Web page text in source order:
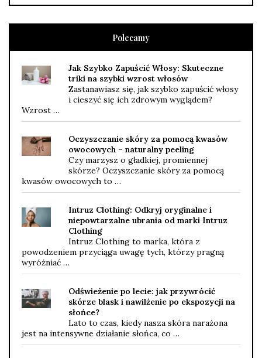
Polecamy
Jak Szybko Zapuścić Włosy: Skuteczne
triki na szybki wzrost włosów
Zastanawiasz się, jak szybko zapuścić włosy
i cieszyć się ich zdrowym wyglądem?
Wzrost …
Oczyszczanie skóry za pomocą kwasów
owocowych – naturalny peeling
Czy marzysz o gładkiej, promiennej
skórze? Oczyszczanie skóry za pomocą
kwasów owocowych to …
Intruz Clothing: Odkryj oryginalne i
niepowtarzalne ubrania od marki Intruz
Clothing
Intruz Clothing to marka, która z
powodzeniem przyciąga uwagę tych, którzy pragną
wyróżniać …
Odświeżenie po lecie: jak przywrócić
skórze blask i nawilżenie po ekspozycji na
słońce?
Lato to czas, kiedy nasza skóra narażona
jest na intensywne działanie słońca, co …